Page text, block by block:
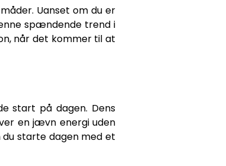
Uanset om du er
spændende trend i
når det kommer til at
start på dagen. Dens
en jævn energi uden
starte dagen med et